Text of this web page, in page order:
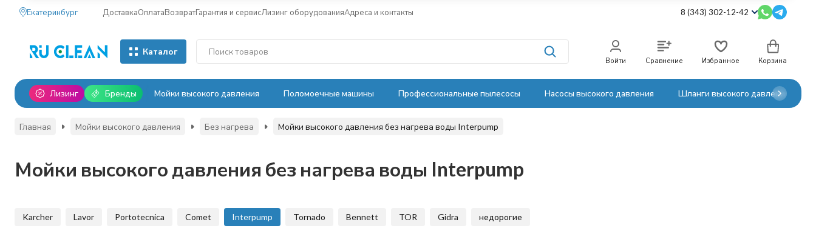
Екатеринбург ДоставкаОплатаВозвратГарантия и сервисЛизинг оборудованияАдреса и контакты 8 (343) 302-12-42
Каталог
Войти Сравнение Избранное Корзина
Лизинг Бренды Мойки высокого давления Поломоечные машины Профессиональные пылесосы Насосы высокого давления Шланги высокого давления
Главная Мойки высокого давления Без нагрева Мойки высокого давления без нагрева воды Interpump
Мойки высокого давления без нагрева воды Interpump
Karcher Lavor Portotecnica Comet Interpump Tornado Bennett TOR Gidra недорогие